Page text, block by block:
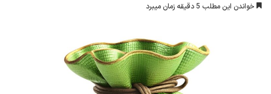
خواندن این مطلب 5 دقیقه زمان میبرد